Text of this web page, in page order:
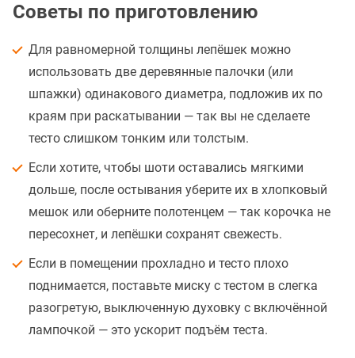
Советы по приготовлению
Для равномерной толщины лепёшек можно
использовать две деревянные палочки (или
шпажки) одинакового диаметра, подложив их по
краям при раскатывании — так вы не сделаете
тесто слишком тонким или толстым.
Если хотите, чтобы шоти оставались мягкими
дольше, после остывания уберите их в хлопковый
мешок или оберните полотенцем — так корочка не
пересохнет, и лепёшки сохранят свежесть.
Если в помещении прохладно и тесто плохо
поднимается, поставьте миску с тестом в слегка
разогретую, выключенную духовку с включённой
лампочкой — это ускорит подъём теста.